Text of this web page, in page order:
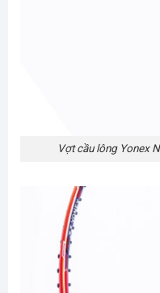
Vợt cầu lông Yonex